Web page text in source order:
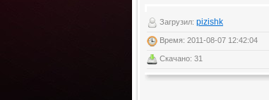
Загрузил: pizishk
Время: 2011-08-07 12:42:04
Скачано: 31